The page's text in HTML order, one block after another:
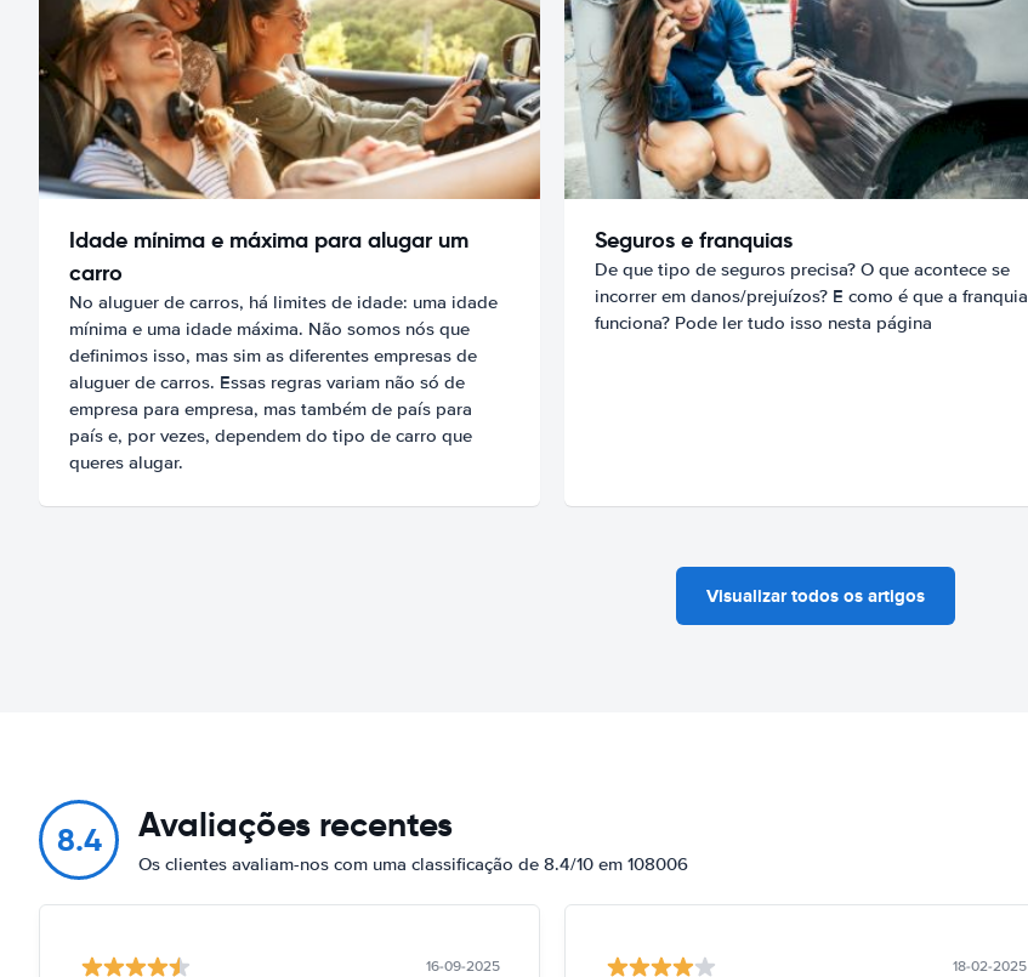
Idade mínima e máxima para alugar um
carro
No aluguer de carros, há limites de idade: uma idade
mínima e uma idade máxima. Não somos nós que
definimos isso, mas sim as diferentes empresas de
aluguer de carros. Essas regras variam não só de
empresa para empresa, mas também de país para
país e, por vezes, dependem do tipo de carro que
queres alugar.
Seguros e franquias
De que tipo de seguros precisa? O que acontece se
incorrer em danos/prejuízos? E como é que a franquia
funciona? Pode ler tudo isso nesta página
Visualizar todos os artigos
8.4 Avaliações recentes
Os clientes avaliam-nos com uma classificação de 8.4/10 em 108006
16-09-2025 18-02-2025